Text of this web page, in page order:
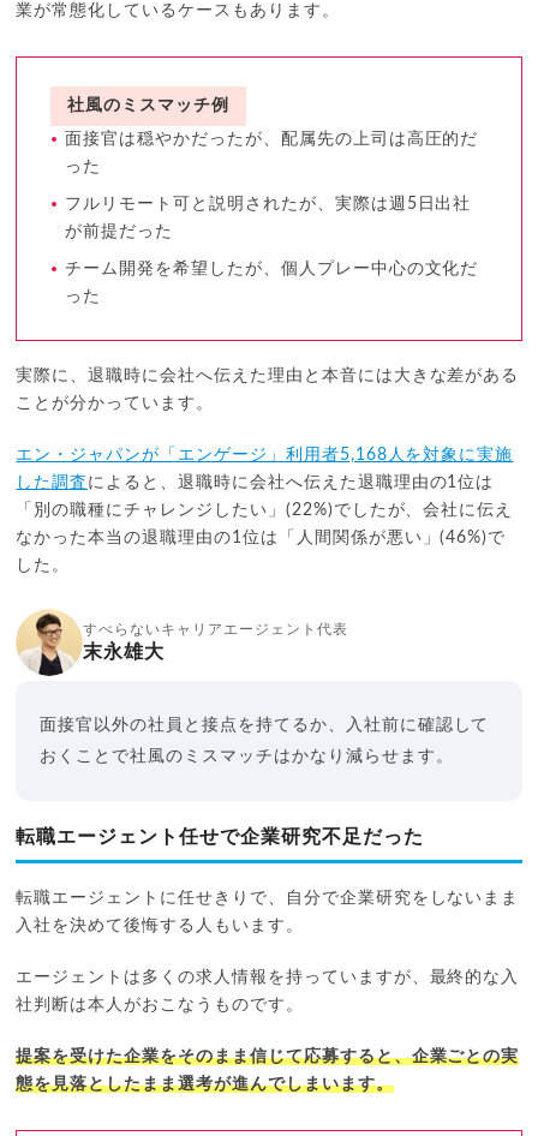
業が常態化しているケースもあります。
社風のミスマッチ例
面接官は穏やかだったが、配属先の上司は高圧的だ
った
フルリモート可と説明されたが、実際は週5日出社
が前提だった
チーム開発を希望したが、個人プレー中心の文化だ
った
実際に、退職時に会社へ伝えた理由と本音には大きな差がある
ことが分かっています。
エン・ジャパンが「エンゲージ」利用者5,168人を対象に実施
した調査 によると、退職時に会社へ伝えた退職理由の1位は
「別の職種にチャレンジしたい」(22%)でしたが、会社に伝え
なかった本当の退職理由の1位は「人間関係が悪い」(46%)で
した。
すべらないキャリアエージェント代表
末永雄大
面接官以外の社員と接点を持てるか、入社前に確認して
おくことで社風のミスマッチはかなり減らせます。
転職エージェント任せで企業研究不足だった
転職エージェントに任せきりで、自分で企業研究をしないまま
入社を決めて後悔する人もいます。
エージェントは多くの求人情報を持っていますが、最終的な入
社判断は本人がおこなうものです。
提案を受けた企業をそのまま信じて応募すると、企業ごとの実
態を見落としたまま選考が進んでしまいます。